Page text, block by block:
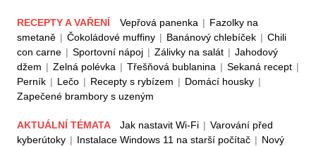
RECEPTY A VAŘENÍ Vepřová panenka | Fazolky na
smetaně | Čokoládové muffiny | Banánový chlebíček | Chili
con carne | Sportovní nápoj | Zálivky na salát | Jahodový
džem | Zelná polévka | Třešňová bublanina | Sekaná recept |
Perník | Lečo | Recepty s rybízem | Domácí housky |
Zapečené brambory s uzeným
AKTUÁLNÍ TÉMATA Jak nastavit Wi-Fi | Varování před
kyberútoky | Instalace Windows 11 na starší počítač | Nový